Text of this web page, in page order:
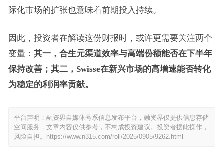
际化市场的扩张也意味着前期投入持续。
因此，投资者在解读这份财报时，或许更需要关注两个
变量： 其一，合生元渠道效率与高端份额能否在下半年
保持改善；其二，Swisse在新兴市场的高增速能否转化
为稳定的利润率贡献。
平台声明：融资界自媒体号系信息发布平台，融资界仅提供信息存储
空间服务，文章内容仅供参考，不构成投资建议。投资者据此操作，
风险自担。
https://www.n315.com/roll/2025/0905/9262.html